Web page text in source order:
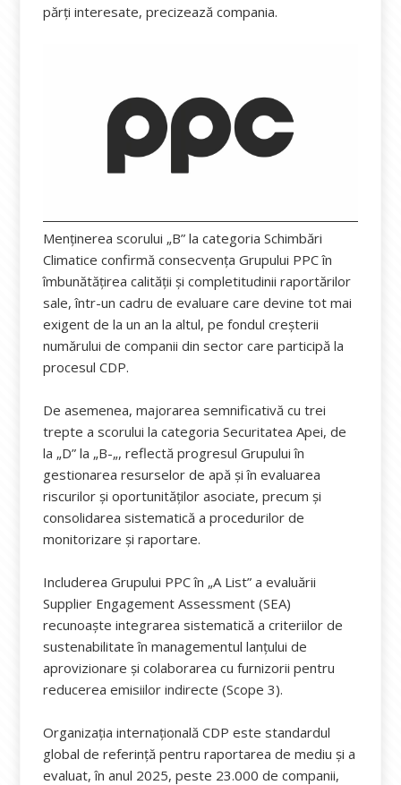
părți interesate, precizează compania.
Menținerea scorului „B” la categoria Schimbări
Climatice confirmă consecvența Grupului PPC în
îmbunătățirea calității și completitudinii raportărilor
sale, într-un cadru de evaluare care devine tot mai
exigent de la un an la altul, pe fondul creșterii
numărului de companii din sector care participă la
procesul CDP.
De asemenea, majorarea semnificativă cu trei
trepte a scorului la categoria Securitatea Apei, de
la „D” la „B-„, reflectă progresul Grupului în
gestionarea resurselor de apă și în evaluarea
riscurilor și oportunităților asociate, precum și
consolidarea sistematică a procedurilor de
monitorizare și raportare.
Includerea Grupului PPC în „A List” a evaluării
Supplier Engagement Assessment (SEA)
recunoaște integrarea sistematică a criteriilor de
sustenabilitate în managementul lanțului de
aprovizionare și colaborarea cu furnizorii pentru
reducerea emisiilor indirecte (Scope 3).
Organizația internațională CDP este standardul
global de referință pentru raportarea de mediu și a
evaluat, în anul 2025, peste 23.000 de companii,